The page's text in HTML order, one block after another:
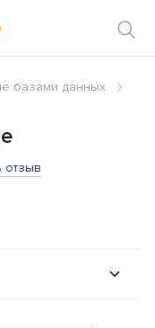
базами данных
отзыв